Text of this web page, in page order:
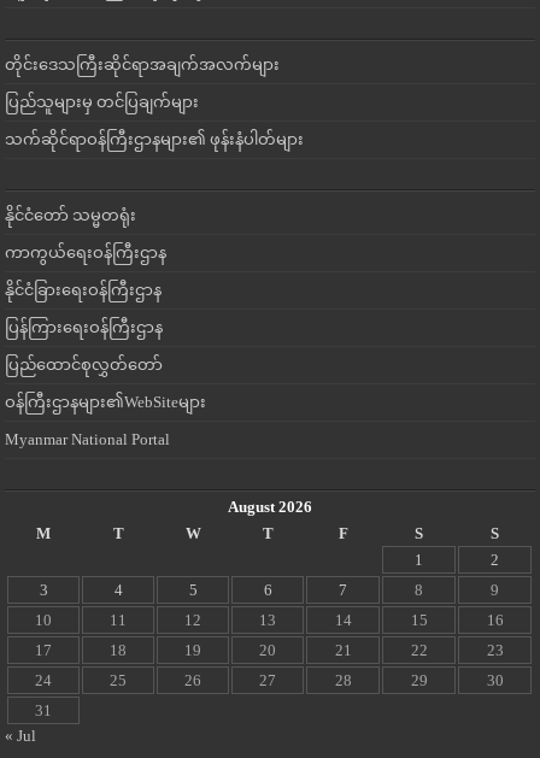
တိုင်းဒေသကြီးဆိုင်ရာအချက်အလက်များ
ပြည်သူများမှ တင်ပြချက်များ
သက်ဆိုင်ရာဝန်ကြီးဌာနများ၏ ဖုန်းနံပါတ်များ
နိုင်ငံတော် သမ္မတရုံး
ကာကွယ်ရေးဝန်ကြီးဌာန
နိုင်ငံခြားရေးဝန်ကြီးဌာန
ပြန်ကြားရေးဝန်ကြီးဌာန
ပြည်ထောင်စုလွှတ်တော်
ဝန်ကြီးဌာနများ၏WebSiteများ
Myanmar National Portal
August 2026
M
T W T F S
S
1
2
3
4 5 6 7 8
9
10
11 12 13 14 15
16
17
18 19 20 21 22
23
24
25 26 27 28 29
30
31
« Jul